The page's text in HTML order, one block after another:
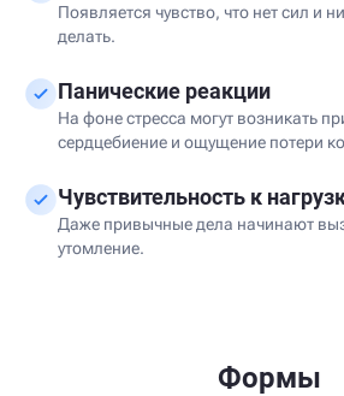
Появляется чувство, что нет сил и
делать.
Панические реакции
На фоне стресса могут возникать
сердцебиение и ощущение потери
Чувствительность к
Даже привычные дела начинают
утомление.
Формы